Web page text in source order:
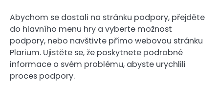
Abychom se dostali na stránku podpory, přejděte
do hlavního menu hry a vyberte možnost
podpory, nebo navštivte přímo webovou stránku
Plarium. Ujistěte se, že poskytnete podrobné
informace o svém problému, abyste urychlili
proces podpory.